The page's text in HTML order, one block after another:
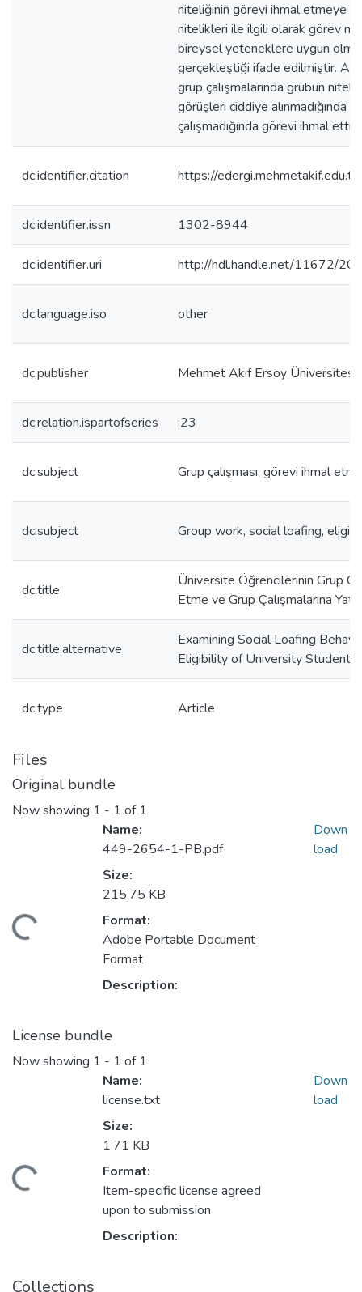
niteliğinin görevi ihmal etmeye
nitelikleri ile ilgili olarak görev
bireysel yeteneklere uygun
gerçekleştiği ifade edilmiştir.
grup çalışmalarında grubun
görüşleri ciddiye alınmadığında
çalışmadığında görevi ihmal
dc.identifier.citation https://
dc.identifier.issn 1302-8944
dc.identifier.uri http://hdl.handle.net/11672/203
dc.language.iso other
dc.publisher Mehmet Akif Ersoy Üniversitesi
dc.relation.ispartofseries ;23
dc.subject Grup çalışması, görevi ihmal
dc.subject Group work, social loafing,
dc.title
Üniversite Öğrencilerinin Grup
Etme ve Grup Çalışmalarına
dc.title.alternative
Examining Social Loafing
Eligibility of University Students
dc.type Article
Files
Original bundle
Now showing 1 - 1 of 1
Loading...
Name:
449-2654-1-PB.pdf
Size:
215.75 KB
Format:
Adobe Portable Document
Format
Description:
Down
load
License bundle
Now showing 1 - 1 of 1
Loading...
Name:
license.txt
Size:
1.71 KB
Format:
Item-specific license agreed
upon to submission
Description:
Down
load
Collections